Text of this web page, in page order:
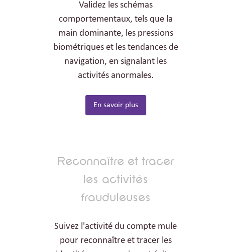
Validez les schémas
comportementaux, tels que la
main dominante, les pressions
biométriques et les tendances de
navigation, en signalant les
activités anormales.
En savoir plus
Reconnaître et tracer
les activités
frauduleuses
Suivez l'activité du compte mule
pour reconnaître et tracer les